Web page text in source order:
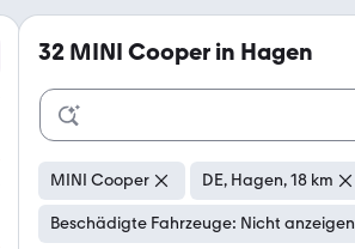
32 MINI Cooper in Hagen
MINI Cooper DE, Hagen, 18 km
Beschädigte Fahrzeuge: Nicht anzeigen